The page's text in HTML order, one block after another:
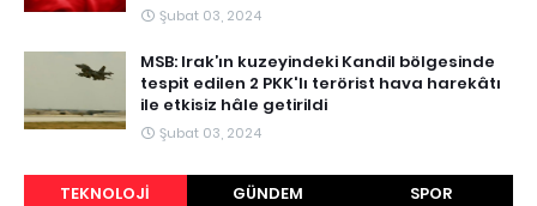
Şubat 03, 2024
MSB: Irak’ın kuzeyindeki Kandil bölgesinde
tespit edilen 2 PKK'lı terörist hava harekâtı
ile etkisiz hâle getirildi
Şubat 03, 2024
TEKNOLOJI GÜNDEM SPOR